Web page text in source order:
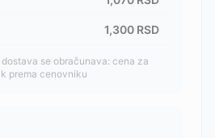
1,300 RSD
se obračunava: cena za
prema cenovniku